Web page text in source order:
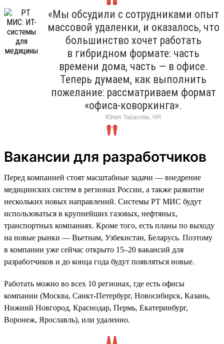
«Мы обсудили с сотрудниками опыт
массовой удаленки, и оказалось, что
большинство хочет работать
в гибридном формате: часть
времени дома, часть — в офисе.
Теперь думаем, как выполнить
пожелание: рассматриваем формат
«офиса-коворкинга».
Юлия Тарасова, HR
Вакансии для разработчиков
Перед компанией стоят масштабные задачи — внедрение
медицинских систем в регионах России, а также развитие
нескольких новых направлений. Системы РТ МИС будут
использоваться в крупнейших газовых, нефтяных,
транспортных компаниях. Кроме того, есть планы по выходу
на новые рынки — Вьетнам, Узбекистан, Беларусь. Поэтому
в компании уже сейчас открыто 15–20 вакансий для
разработчиков и до конца года будут появляться новые.
Работать можно во всех 10 регионах, где есть офисы
компании (Москва, Санкт-Петербург, Новосибирск, Казань,
Нижний Новгород, Краснодар, Пермь, Екатеринбург,
Воронеж, Ярославль), или удаленно.